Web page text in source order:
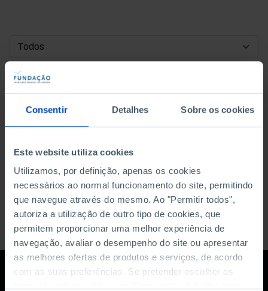
Consentir Detalhes Sobre os cookies
Este website utiliza cookies
Utilizamos, por definição, apenas os cookies
necessários ao normal funcionamento do site, permitindo
que navegue através do mesmo. Ao "Permitir todos",
autoriza a utilização de outro tipo de cookies, que
permitem proporcionar uma melhor experiência de
navegação, avaliar o desempenho do site ou apresentar
as melhores ofertas de produtos e serviços, de acordo
com as suas preferências. Se pretender escolher os
DATA DE INÍCIO
DATA DE FIM